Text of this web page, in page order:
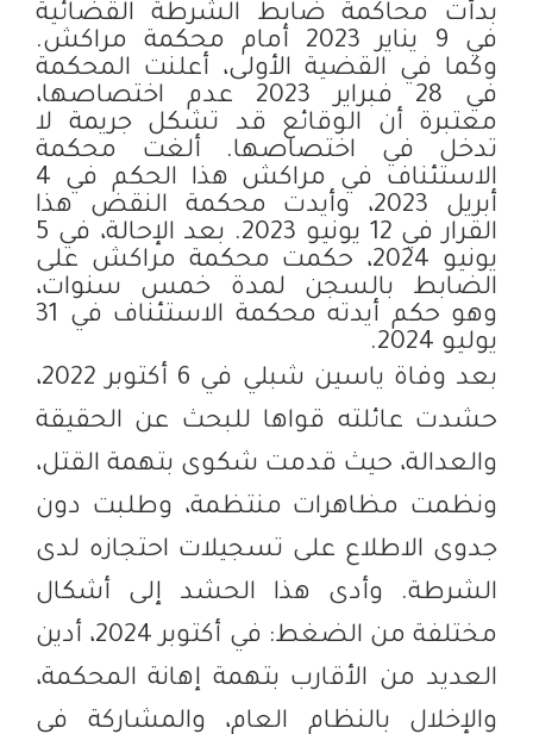
بدأت محاكمة ضابط الشرطة القضائية
في 9 يناير 2023 أمام محكمة مراكش.
وكما في القضية الأولى، أعلنت المحكمة
في 28 فبراير 2023 عدم اختصاصها،
معتبرة أن الوقائع قد تشكل جريمة لا
تدخل في اختصاصها. ألغت محكمة
الاستئناف في مراكش هذا الحكم في 4
أبريل 2023، وأيدت محكمة النقض هذا
القرار في 12 يونيو 2023. بعد الإحالة، في 5
يونيو 2024، حكمت محكمة مراكش على
الضابط بالسجن لمدة خمس سنوات،
وهو حكم أيدته محكمة الاستئناف في 31
يوليو 2024.
بعد وفاة ياسين شبلي في 6 أكتوبر 2022،
حشدت عائلته قواها للبحث عن الحقيقة
والعدالة، حيث قدمت شكوى بتهمة القتل،
ونظمت مظاهرات منتظمة، وطلبت دون
جدوى الاطلاع على تسجيلات احتجازه لدى
الشرطة. وأدى هذا الحشد إلى أشكال
مختلفة من الضغط: في أكتوبر 2024، أدين
العديد من الأقارب بتهمة إهانة المحكمة،
والإخلال بالنظام العام، والمشاركة في